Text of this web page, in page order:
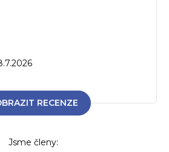
je 5 z 5 hvězdiček.
RECENZE
Jsme členy: